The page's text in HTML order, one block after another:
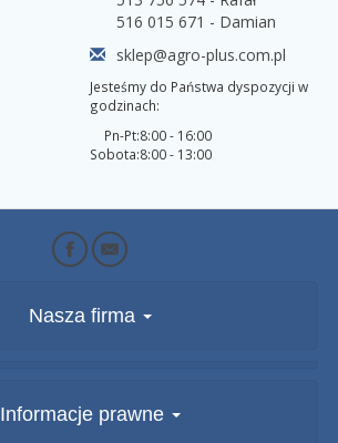
516 015 671 - Damian
sklep@agro-plus.com.pl
Jesteśmy do Państwa dyspozycji w
godzinach:
Pn-Pt:
Sobota:
8:00 - 16:00
8:00 - 13:00
Nasza firma
Informacje prawne